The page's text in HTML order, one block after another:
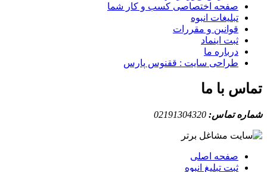
صفحه اختصاصی کسب و کار شما
تبلیغات انبوه
قوانین و مقررات
ثبت اینماد
درباره ما
طراحی سایت : ققنوس پارس
با ما
تماس:02191304320
صفحه اصلی
ثبت تبلیغ انبوه